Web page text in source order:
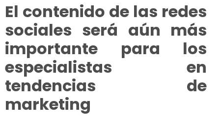
El contenido de las redes
sociales será aún más
importante para los
especialistas en
tendencias de
marketing